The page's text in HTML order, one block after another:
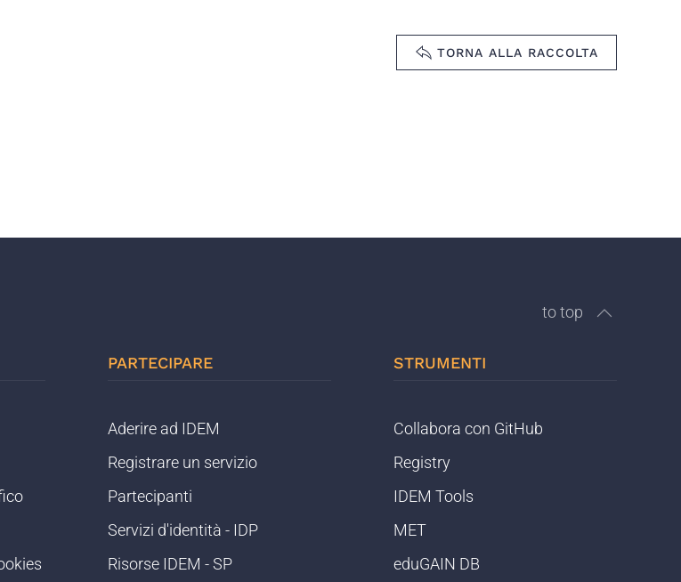
TORNA ALLA RACCOLTA
to top
PARTECIPARE
Aderire ad IDEM
Registrare un servizio
Partecipanti
Servizi d'identità - IDP
Risorse IDEM - SP
STRUMENTI
Collabora con GitHub
Registry
IDEM Tools
MET
eduGAIN DB